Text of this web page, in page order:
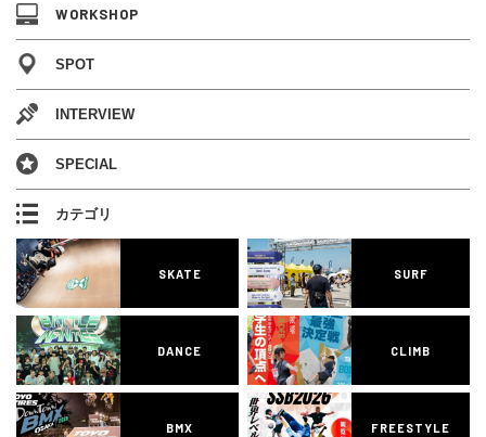
WORKSHOP
SPOT
INTERVIEW
SPECIAL
カテゴリ
SKATE SURF
DANCE CLIMB
BMX FREESTYLE